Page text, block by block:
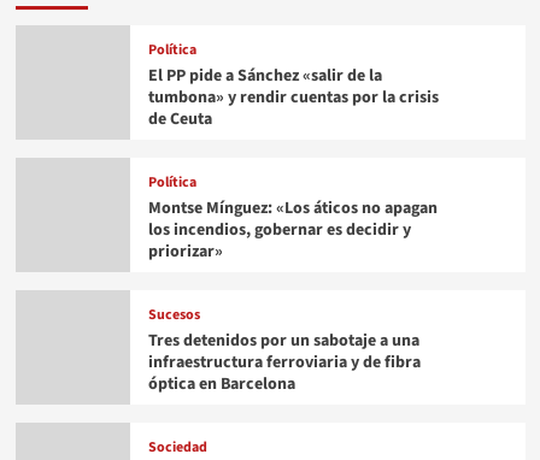
Política
El PP pide a Sánchez «salir de la
tumbona» y rendir cuentas por la crisis
de Ceuta
Política
Montse Mínguez: «Los áticos no apagan
los incendios, gobernar es decidir y
priorizar»
Sucesos
Tres detenidos por un sabotaje a una
infraestructura ferroviaria y de fibra
óptica en Barcelona
Sociedad